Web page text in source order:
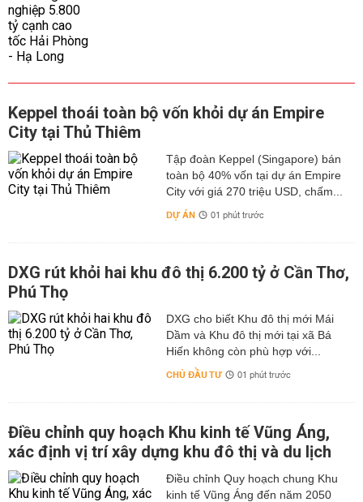
Keppel thoái toàn bộ vốn khỏi dự án Empire
City tại Thủ Thiêm
Tập đoàn Keppel (Singapore) bán
toàn bộ 40% vốn tại dự án Empire
City với giá 270 triệu USD, chấm...
DỰ ÁN 01 phút trước
DXG rút khỏi hai khu đô thị 6.200 tỷ ở Cần Thơ,
Phú Thọ
DXG cho biết Khu đô thị mới Mái
Dầm và Khu đô thị mới tại xã Bá
Hiến không còn phù hợp với...
CHỦ ĐẦU TƯ 01 phút trước
Điều chỉnh quy hoạch Khu kinh tế Vũng Áng,
xác định vị trí xây dựng khu đô thị và du lịch
Điều chỉnh Quy hoạch chung Khu
kinh tế Vũng Áng đến năm 2050